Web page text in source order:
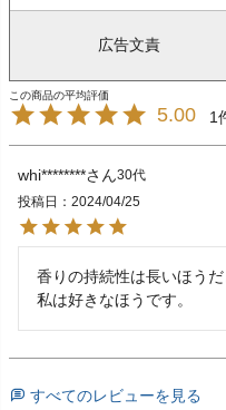
広告文責
5.00 1
whi********
30代
投稿日
2024/04/25
香りの持続性は長いほうだ
私は好きなほうです。
すべてのレビューを見る